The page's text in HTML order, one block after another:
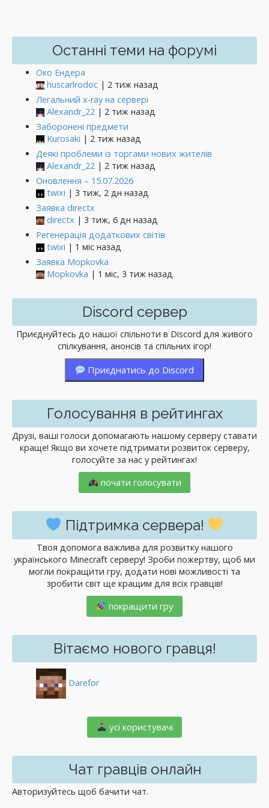
Останні теми на форумі
Око Ендера
huscarlrodoc | 2 тиж назад
Легальний x-ray на сервері
Alexandr_22 | 2 тиж назад
Заборонені предмети
Kurosaki | 2 тиж назад
Деякі проблеми із торгами нових жителів
Alexandr_22 | 2 тиж назад
Оновлення – 15.07.2026
twixi | 3 тиж, 2 дн назад
Заявка directx
directx | 3 тиж, 6 дн назад
Регенерація додаткових світів
twixi | 1 міс назад
Заявка Mopkovka
Mopkovka | 1 міс, 3 тиж назад
Discord сервер
Приєднуйтесь до нашої спільноти в Discord для живого
спілкування, анонсів та спільних ігор!
Приєднатись до Discord
Голосування в рейтингах
Друзі, ваші голоси допомагають нашому серверу ставати
краще! Якщо ви хочете підтримати розвиток серверу,
голосуйте за нас у рейтингах!
почати голосувати
Підтримка сервера!
Твоя допомога важлива для розвитку нашого
українського Minecraft серверу! Зроби пожертву, щоб ми
могли покращити гру, додати нові можливості та
зробити світ ще кращим для всіх гравців!
покращити гру
Вітаємо нового гравця!
Darefor
️ усі користувачі
Чат гравців онлайн
Авторизуйтесь щоб бачити чат.